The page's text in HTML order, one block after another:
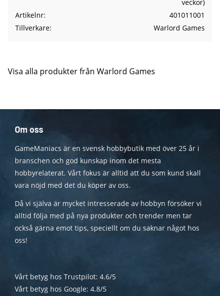
veckor)
Artikelnr
401011001
Tillverkare
Warlord Games
Visa alla produkter från Warlord Games
Om oss
GameManiacs är en svensk hobbybutik med över 25 år i
branschen och god kunskap inom det mesta
hobbyrelaterat. Vårt fokus är alltid att du som kund skall
vara nöjd med det du köper av oss.
Då vi själva är mycket intresserade av hobbyn försöker vi
alltid följa med på nya produkter och trender men tar
också gärna emot tips, speciellt om du saknar något hos
oss!
Vårt betyg hos Trustpilot: 4.6/5
Vårt betyg hos Google: 4.8/5